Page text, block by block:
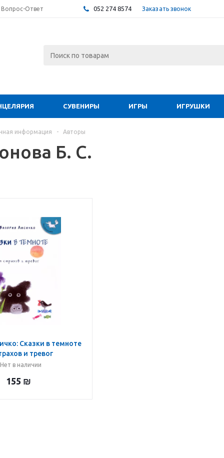
Вопрос-Ответ 052 274 8574 Заказать звонок
СУВЕНИРЫ ИГРЫ ИГРУШКИ
информация - Авторы
Б. С.
Сказки в темноте
и тревог
Нет в наличии
155 ₪